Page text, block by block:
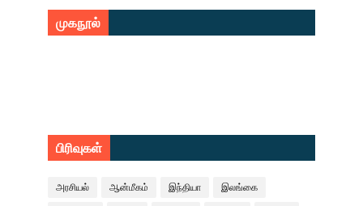
முகநூல்
பிரிவுகள்
அரசியல் ஆன்மீகம் இந்தியா இலங்கை